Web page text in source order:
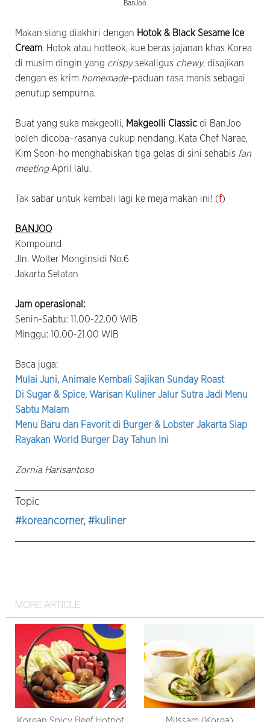
BanJoo
Makan siang diakhiri dengan Hotok & Black Sesame Ice
Cream. Hotok atau hotteok, kue beras jajanan khas Korea
di musim dingin yang crispysekaligus chewy, disajikan
dengan es krim homemade–paduan rasa manis sebagai
penutup sempurna.
Buat yang suka makgeolli, Makgeolli Classic di BanJoo
boleh dicoba–rasanya cukup nendang. Kata Chef Narae,
Kim Seon-ho menghabiskan tiga gelas di sini sehabis fan
meetingApril lalu.
Tak sabar untuk kembali lagi ke meja makan ini! (f)
BANJOO
Kompound
Jln. Wolter Monginsidi No.6
Jakarta Selatan
Jam operasional:
Senin-Sabtu: 11.00-22.00 WIB
Minggu: 10.00-21.00 WIB
Baca juga:
Mulai Juni, Animale Kembali Sajikan Sunday Roast
Di Sugar & Spice, Warisan Kuliner Jalur Sutra Jadi Menu
Sabtu Malam
Menu Baru dan Favorit di Burger & Lobster Jakarta Siap
Rayakan World Burger Day Tahun Ini
Zornia Harisantoso
Topic
#koreancorner, #kuliner
MORE ARTICLE